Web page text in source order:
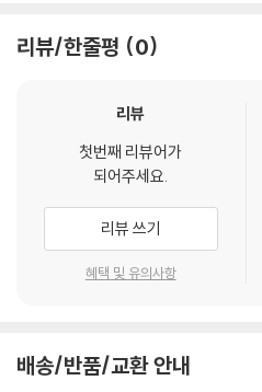
북스의 이야기이기를. 언제나 연남동
--- 「퇴근 후, 동네 책방 - 독립출판물
책방은 분명 책방 운영자 개인의 공간
분위기를 사고파는 영리 공간이다. 아
기에 바쁘지만 다른 벌이로 책방 운영
방, 잘하고 싶었고 보란 듯이 보여주고
만 이제 책방 연희는 조급해하지 않는
--- 「퇴근 후, 동네 책방 - 도시에서 나로
리뷰/한줄평 0
리뷰
첫번째 리뷰어가
되어주세요.
리뷰 쓰기
혜택 및 유의사항
배송/반품/교환 안내